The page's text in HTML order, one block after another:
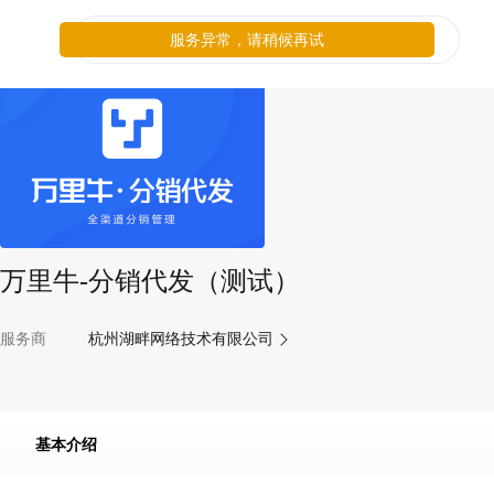
万里牛-分销代发（测试）
服务商 杭州湖畔网络技术有限公司
基本介绍
服务异常，请稍候再试